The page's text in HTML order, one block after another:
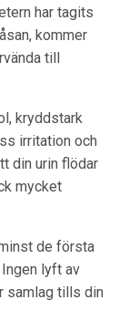
har tagits
kommer
till
kryddstark
irritation och
din urin flödar
mycket
de första
lyft av
samlag tills din